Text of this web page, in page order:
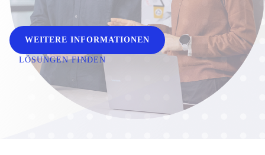
WEITERE INFORMATIONEN
LÖSUNGEN FINDEN